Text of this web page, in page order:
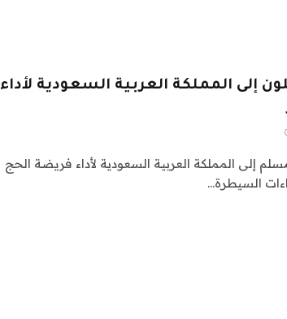
يصلون إلى المملكة العربية السعودية لأداء
1.6 مليون حاج مسلم إلى المملكة العربية السعودية لأداء فريضة الحج
السيطرة…